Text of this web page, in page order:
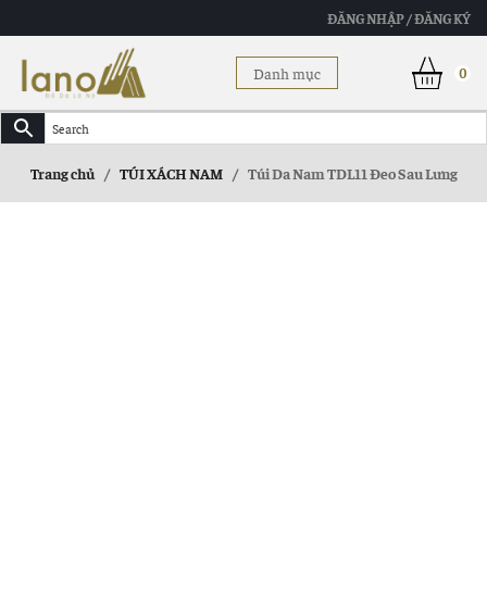
ĐĂNG NHẬP / ĐĂNG KÝ
Danh mục 0
Trang chủ / TÚI XÁCH NAM / Túi Da Nam TDL11 Đeo Sau Lưng